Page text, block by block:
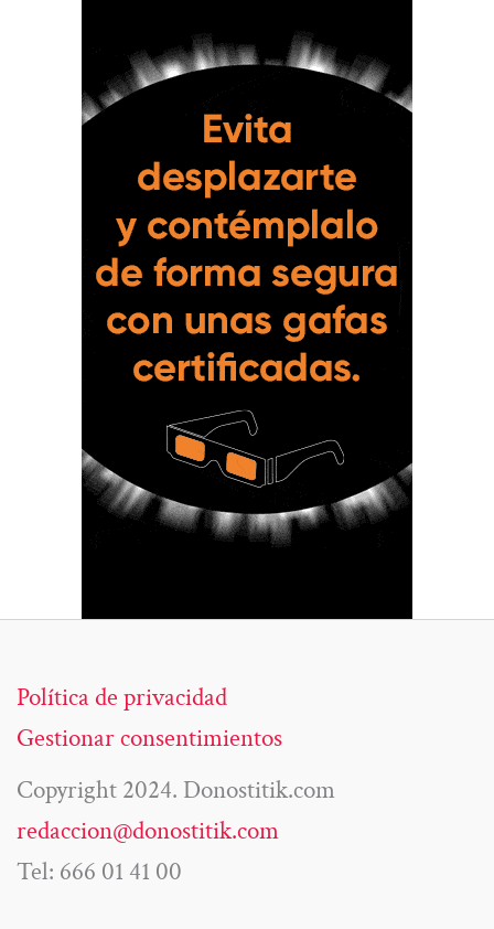
Política de privacidad
Gestionar consentimientos
Copyright 2024. Donostitik.com
redaccion@donostitik.com
Tel: 666 01 41 00